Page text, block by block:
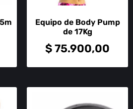
Equipo de Body Pump
de 17Kg
$75.900,00